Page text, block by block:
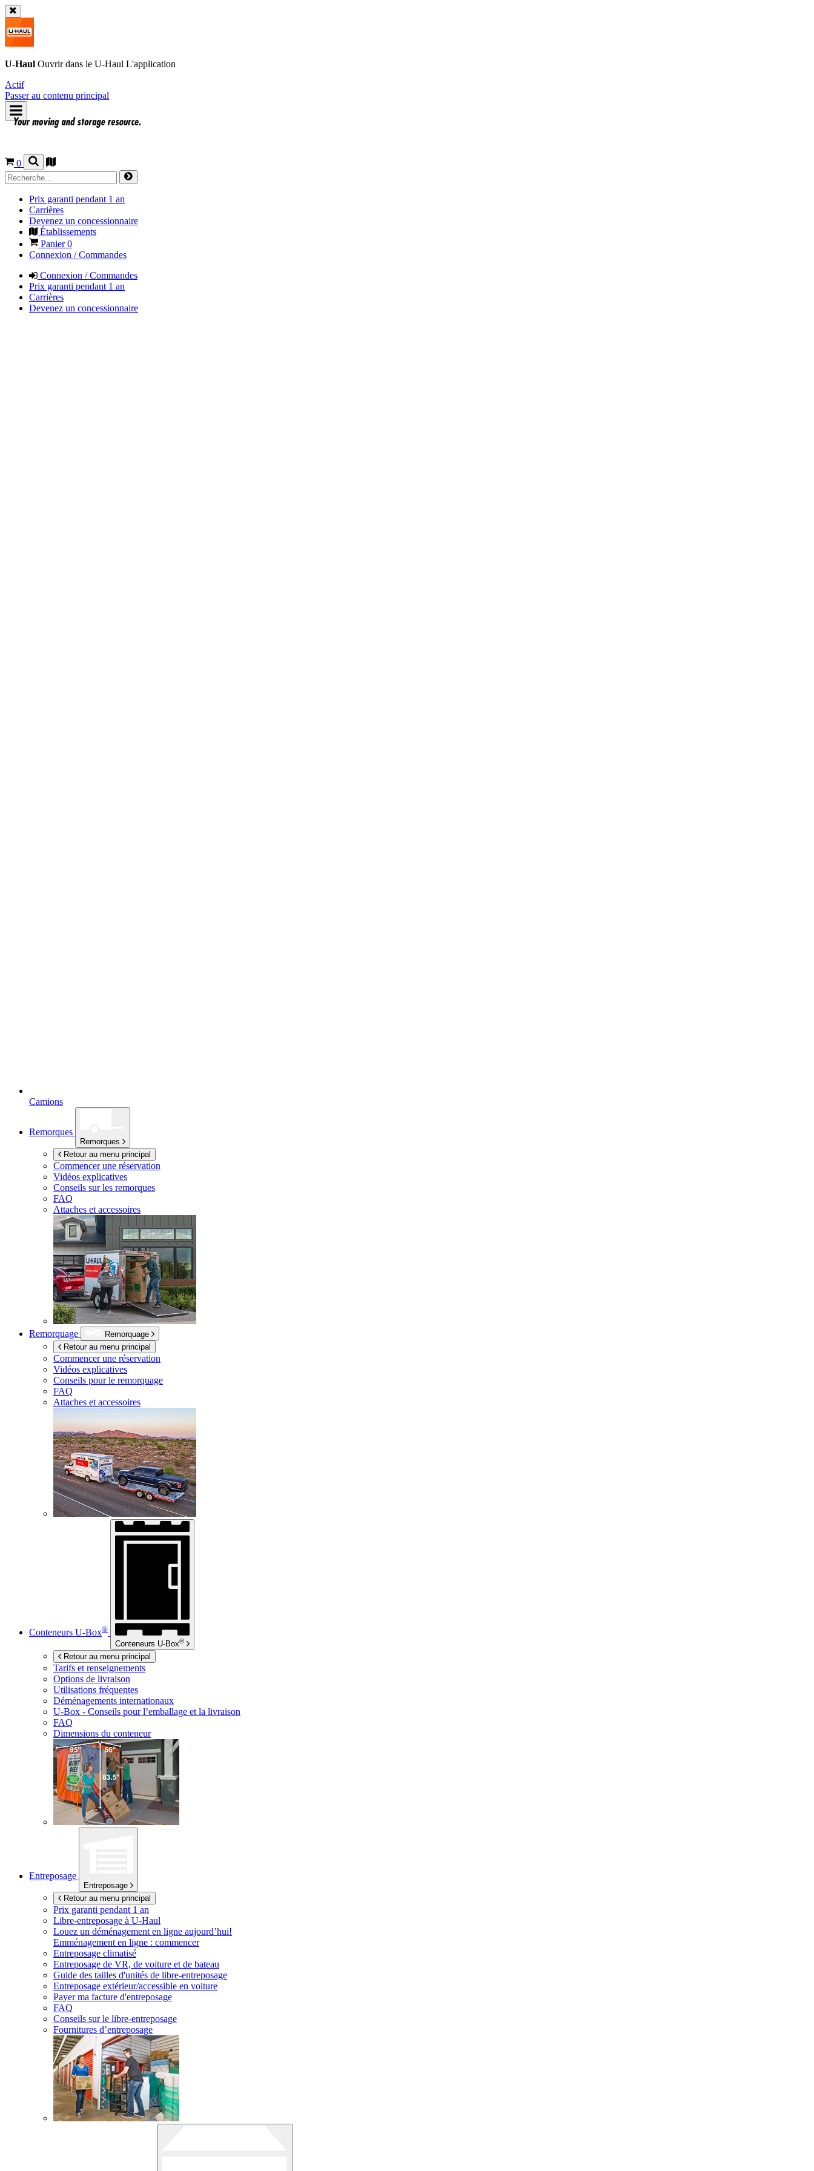
U-Haul Ouvrir dans le U-Haul L'application
Actif
Passer au contenu principal
0
Prix garanti pendant 1 an
Carrières
Devenez un concessionnaire
Établissements
Panier0
Connexion / Commandes
Connexion / Commandes
Prix garanti pendant 1 an
Carrières
Devenez un concessionnaire
Camions
Remorques
Remorques
Retour au menu principal
Commencer une réservation
Vidéos explicatives
Conseils sur les remorques
FAQ
Attaches et accessoires
Remorquage
Remorquage
Retour au menu principal
Commencer une réservation
Vidéos explicatives
Conseils pour le remorquage
FAQ
Attaches et accessoires
Conteneurs U-Box®
Conteneurs U-Box®
Retour au menu principal
Tarifs et renseignements
Options de livraison
Utilisations fréquentes
Déménagements internationaux
U-Box - Conseils pour l’emballage et la livraison
FAQ
Dimensions du conteneur
Entreposage
Entreposage
Retour au menu principal
Prix garanti pendant 1 an
Libre-entreposage à U-Haul
Louez un déménagement en ligne aujourd’hui!
Emménagement en ligne : commencer
Entreposage climatisé
Entreposage de VR, de voiture et de bateau
Guide des tailles d'unités de libre-entreposage
Entreposage extérieur/accessible en voiture
Payer ma facture d'entreposage
FAQ
Conseils sur le libre-entreposage
Fournitures d’entreposage